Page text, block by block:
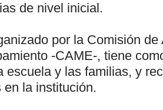
de nivel inicial.
por la Comisión de
-CAME-, tiene
escuela y las familias, y
en la institución.